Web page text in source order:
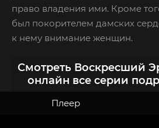
право владения ими. Кроме
был покорителем дамских
к нему внимание женщин.
Смотреть Воскресший
онлайн все серии
Плеер